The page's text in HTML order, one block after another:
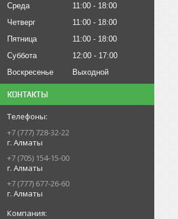
Среда
11:00
18:00
Четверг
11:00
18:00
Пятница
11:00
18:00
Суббота
12:00
17:00
Воскресенье
Выходной
КОНТАКТЫ
+7 (777) 728-32-22
г. Алматы
+7 (705) 154-15-00
г. Алматы
+7 (777) 677-26-60
г. Алматы